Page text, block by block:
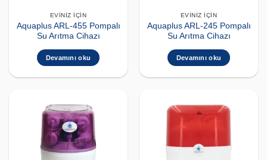
EVINIZ İÇIN
Aquaplus ARL-455 Pompalı
Su Arıtma Cihazı
Devamını oku
EVINIZ İÇIN
Aquaplus ARL-245 Pompalı
Su Arıtma Cihazı
Devamını oku